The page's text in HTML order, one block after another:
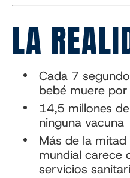
LA
Cada 7
bebé muere
14,5 millones
ninguna vacuna
Más de la
mundial carece
servicios